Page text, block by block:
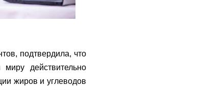
подтвердила, что
действительно
жиров и углеводов